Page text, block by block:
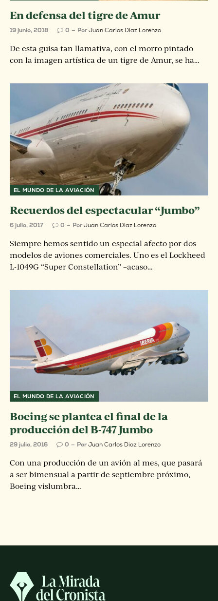
En defensa del tigre de Amur
19 junio, 2018 0 PorJuan Carlos Diaz Lorenzo
De esta guisa tan llamativa, con el morro pintado
con la imagen artística de un tigre de Amur, se ha…
EL MUNDO DE LA AVIACIÓN
Recuerdos del espectacular “Jumbo”
6 julio, 2017 0 PorJuan Carlos Diaz Lorenzo
Siempre hemos sentido un especial afecto por dos
modelos de aviones comerciales. Uno es el Lockheed
L-1049G “Super Constellation” –acaso…
EL MUNDO DE LA AVIACIÓN
Boeing se plantea el final de la
producción del B-747 Jumbo
29 julio, 2016 0 PorJuan Carlos Diaz Lorenzo
Con una producción de un avión al mes, que pasará
a ser bimensual a partir de septiembre próximo,
Boeing vislumbra…